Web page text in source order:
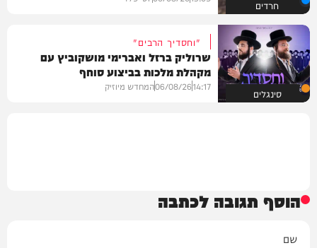
חרדים
סינגלים
"וחסדיך הרבים"
שרוליק ברזל ואברימי מושקוביץ עם
מקהלת מלכות בביצוע סוחף
14:17
06/08/26המחדש מיוזיק
הוסף תגובה לכתבה